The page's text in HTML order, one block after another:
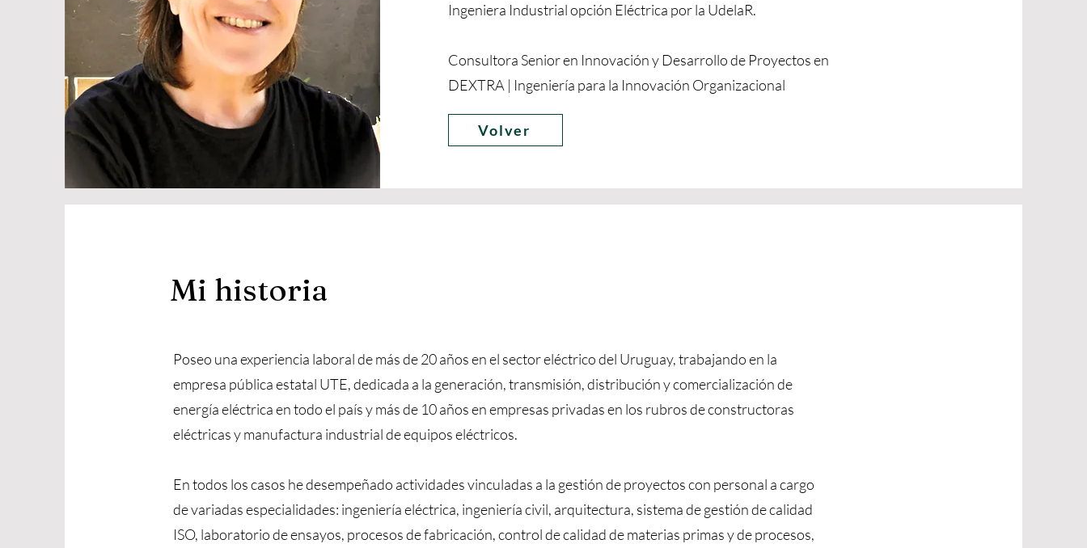
Ingeniera Industrial opción Eléctrica por la UdelaR.
Consultora Senior en Innovación y Desarrollo de Proyectos en
DEXTRA | Ingeniería para la Innovación Organizacional
Volver
Mi historia
Poseo una experiencia laboral de más de 20 años en el sector eléctrico del Uruguay, trabajando en la
empresa pública estatal UTE, dedicada a la generación, transmisión, distribución y comercialización de
energía eléctrica en todo el país y más de 10 años en empresas privadas en los rubros de constructoras
eléctricas y manufactura industrial de equipos eléctricos.
En todos los casos he desempeñado actividades vinculadas a la gestión de proyectos con personal a cargo
de variadas especialidades: ingeniería eléctrica, ingeniería civil, arquitectura, sistema de gestión de calidad
ISO, laboratorio de ensayos, procesos de fabricación, control de calidad de materias primas y de procesos,